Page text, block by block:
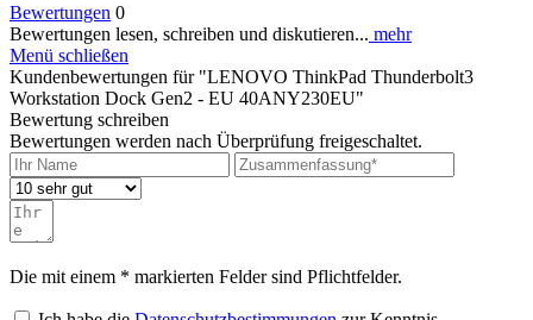
Bewertungen 0
Bewertungen lesen, schreiben und diskutieren... mehr
Menü schließen
Kundenbewertungen für "LENOVO ThinkPad Thunderbolt3
Workstation Dock Gen2 - EU 40ANY230EU"
Bewertung schreiben
Bewertungen werden nach Überprüfung freigeschaltet.
Die mit einem * markierten Felder sind Pflichtfelder.